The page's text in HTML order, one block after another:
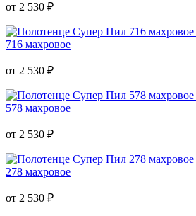
от 2 530 ₽
716 махровое
от 2 530 ₽
578 махровое
от 2 530 ₽
278 махровое
от 2 530 ₽